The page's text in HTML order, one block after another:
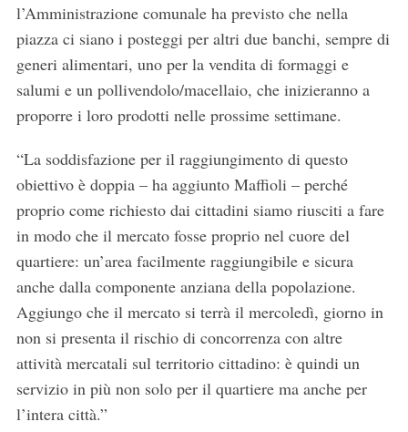
l’Amministrazione comunale ha previsto che nella
piazza ci siano i posteggi per altri due banchi, sempre di
generi alimentari, uno per la vendita di formaggi e
salumi e un pollivendolo/macellaio, che inizieranno a
proporre i loro prodotti nelle prossime settimane.
“La soddisfazione per il raggiungimento di questo
obiettivo è doppia – ha aggiunto Maffioli – perché
proprio come richiesto dai cittadini siamo riusciti a fare
in modo che il mercato fosse proprio nel cuore del
quartiere: un’area facilmente raggiungibile e sicura
anche dalla componente anziana della popolazione.
Aggiungo che il mercato si terrà il mercoledì, giorno in
non si presenta il rischio di concorrenza con altre
attività mercatali sul territorio cittadino: è quindi un
servizio in più non solo per il quartiere ma anche per
l’intera città.”